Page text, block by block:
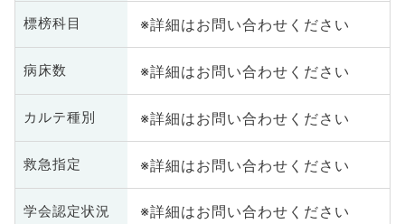
標榜科目 ※詳細はお問い合わせください
病床数 ※詳細はお問い合わせください
カルテ種別 ※詳細はお問い合わせください
救急指定 ※詳細はお問い合わせください
学会認定状況 ※詳細はお問い合わせください